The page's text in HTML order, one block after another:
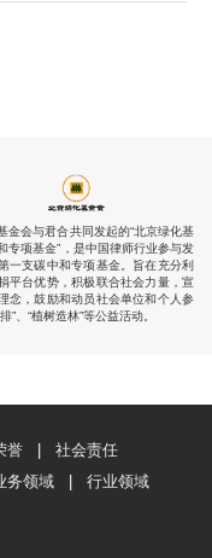
金会与君合共同发起的“北京绿化基
专项基金”，是中国律师行业参与发
一支碳中和专项基金。旨在充分利
平台优势，积极联合社会力量，宣
念，鼓励和动员社会单位和个人参
”、“植树造林”等公益活动。
誉
社会责任
务领域
行业领域